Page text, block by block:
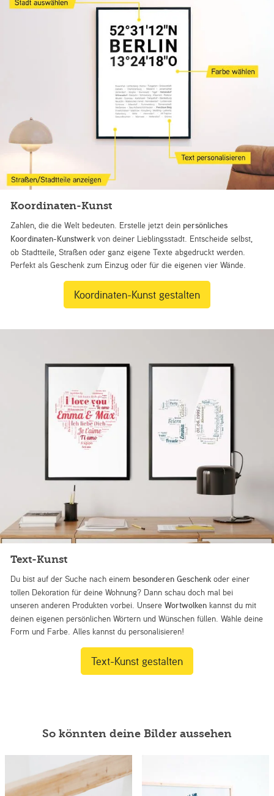
Koordinaten-Kunst
Zahlen, die die Welt bedeuten. Erstelle jetzt dein persönliches
Koordinaten-Kunstwerk von deiner Lieblingsstadt. Entscheide selbst,
ob Stadtteile, Straßen oder ganz eigene Texte abgedruckt werden.
Perfekt als Geschenk zum Einzug oder für die eigenen vier Wände.
Koordinaten-Kunst gestalten
Text-Kunst
Du bist auf der Suche nach einem besonderen Geschenk oder einer
tollen Dekoration für deine Wohnung? Dann schau doch mal bei
unseren anderen Produkten vorbei. UnsereWortwolken kannst du mit
deinen eigenen persönlichen Wörtern und Wünschen füllen. Wähle deine
Form und Farbe. Alles kannst du personalisieren!
Text-Kunst gestalten
So könnten deine Bilder aussehen